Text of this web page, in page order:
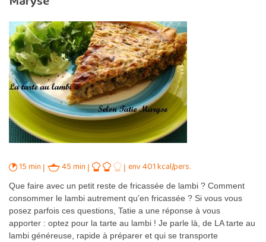
15 min 45 min env 401 kcal/pers.
Que faire avec un petit reste de fricassée de lambi ? Comment
consommer le lambi autrement qu’en fricassée ? Si vous vous
posez parfois ces questions, Tatie a une réponse à vous
apporter : optez pour la tarte au lambi ! Je parle là, de LA tarte au
lambi généreuse, rapide à préparer et qui se transporte